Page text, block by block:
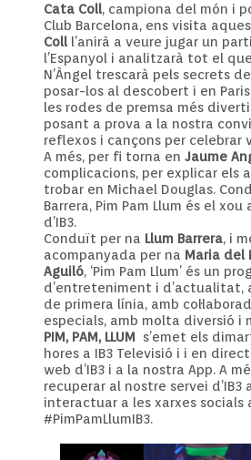
Cata Coll, campiona del món i
Club Barcelona, ens visita
Colll’anirà a veure jugar un
l’Espanyol i analitzarà tot el
N’Àngel trescarà pels secrets
posar-los al descobert i en
les rodes de premsa més
posant a prova a la nostra
reflexos i cançons per celebrar
A més, per fi torna en Jaume
complicacions, per explicar els
trobar en Michael Douglas.
Barrera, Pim Pam Llum és el
d’IB3.
Conduït per na Llum Barrera, i
acompanyada per na Maria del
Aguiló, ‘Pim Pam Llum’ és un
d’entreteniment i d’actualitat,
de primera línia, amb
especials, amb molta diversió i
PIM, PAM, LLUM s’emet els
hores a IB3 Televisió i i en
web d’IB3 i a la nostra App. A
recuperar al nostre servei d’IB3
interactuar a les xarxes socials
#PimPamLlumIB3.